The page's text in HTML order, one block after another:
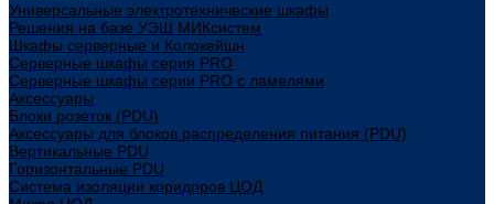
Универсальные электротехнические шкафы
Решения на базе УЭШ МИКсистем
Шкафы серверные и Колокейшн
Серверные шкафы серия PRO
Серверные шкафы серии PRO с ламелями
Аксессуары
Блоки розеток (PDU)
Аксессуары для блоков распределения питания (PDU)
Вертикальные PDU
Горизонтальные PDU
Система изоляции коридоров ЦОД